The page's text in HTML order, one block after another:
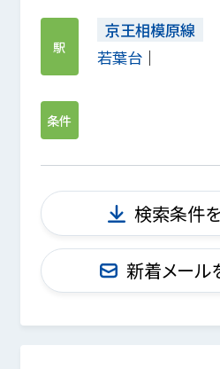
駅
京王相模原線
若葉台
条件
検索条件
新着メール